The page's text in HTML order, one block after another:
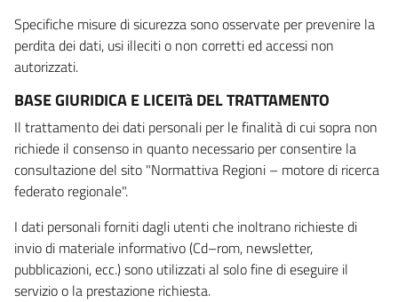
Specifiche misure di sicurezza sono osservate per prevenire la
perdita dei dati, usi illeciti o non corretti ed accessi non
autorizzati.
BASE GIURIDICA E LICEITà DEL TRATTAMENTO
Il trattamento dei dati personali per le finalità di cui sopra non
richiede il consenso in quanto necessario per consentire la
consultazione del sito "Normattiva Regioni – motore di ricerca
federato regionale".
I dati personali forniti dagli utenti che inoltrano richieste di
invio di materiale informativo (Cd–rom, newsletter,
pubblicazioni, ecc.) sono utilizzati al solo fine di eseguire il
servizio o la prestazione richiesta.